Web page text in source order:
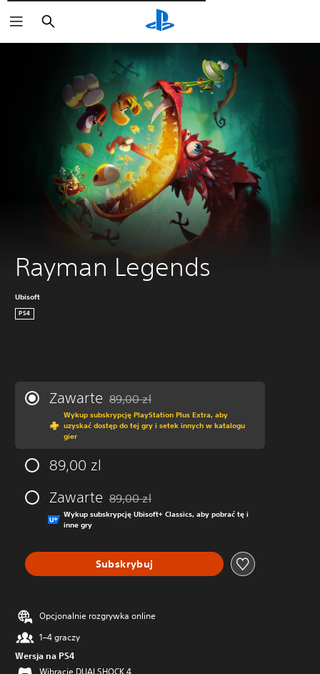
Wyszukaj
Rayman Legends
Ubisoft
PS4
Zawarte Zastosowano zniżkę z oryginalnej ceny
89,00 zl
Wykup subskrypcję PlayStation Plus Extra, aby
uzyskać dostęp do tej gry i setek innych w katalogu
gier
89,00 zl
Zawarte Zastosowano zniżkę z oryginalnej ceny
89,00 zl
Wykup subskrypcję Ubisoft+ Classics, aby pobrać tę i
inne gry
Subskrybuj
Opcjonalnie rozgrywka online
1–4 graczy
Wersja na PS4
Wibracje DUALSHOCK 4